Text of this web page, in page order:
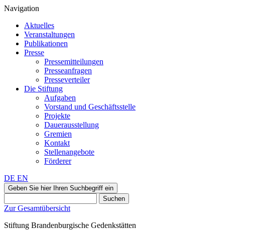
Navigation
Aktuelles
Veranstaltungen
Publikationen
Presse
Pressemitteilungen
Presseanfragen
Presseverteiler
Die Stiftung
Aufgaben
Vorstand und Geschäftsstelle
Projekte
Dauerausstellung
Gremien
Kontakt
Stellenangebote
Förderer
DE EN
Geben Sie hier Ihren Suchbegriff ein
Suchen
Zur Gesamtübersicht
Stiftung Brandenburgische Gedenkstätten